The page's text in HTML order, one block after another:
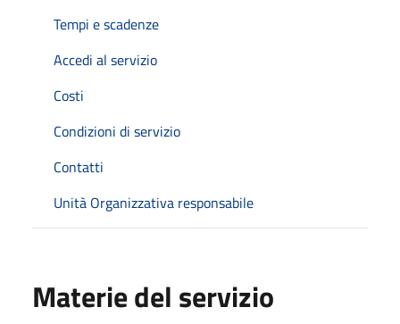
Tempi e scadenze
Accedi al servizio
Costi
Condizioni di servizio
Contatti
Unità Organizzativa responsabile
Materie del servizio